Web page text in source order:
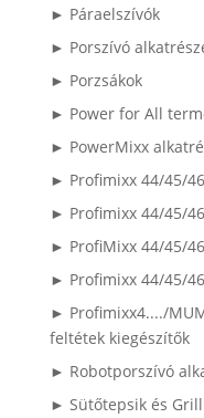
► Páraelszívók
► Porszívó
► Porzsákok
► Power for All
► PowerMixx
► Profimixx 44/45/
► Profimixx 44/45/
► ProfiMixx 44/45/
► Profimixx 44/45/
► Profimixx4..../
feltétek kiegészítők
► Robotporszívó
► Sütőtepsik és